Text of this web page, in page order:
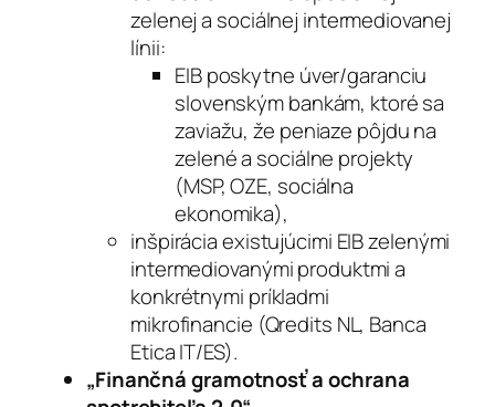
zelenej a sociálnej intermediovanej
línii:
EIB poskytne úver/garanciu
slovenským bankám, ktoré sa
zaviažu, že peniaze pôjdu na
zelené a sociálne projekty
(MSP, OZE, sociálna
ekonomika),
inšpirácia existujúcimi EIB zelenými
intermediovanými produktmi a
konkrétnymi príkladmi
mikrofinancie (Qredits NL, Banca
Etica IT/ES).
„Finančná gramotnosť a ochrana